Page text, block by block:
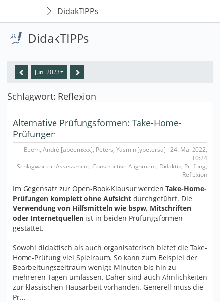
DidakTIPPs
DidakTIPPs
Juni 2023
Schlagwort: Reflexion
Alternative Prüfungsformen: Take-Home-
Prüfungen
Beem, André [abeemxxx], Peters, Yasmin [ypetersa] - 24. Mai 2022,
10:24
Schlagwörter: Assessment, Constructive Alignment, Didaktik, Prüfung,
Reflexion
Im Gegensatz zur Open-Book-Klausur werden Take-Home-
Prüfungen komplett ohne Aufsicht durchgeführt. Die
Verwendung von Hilfsmitteln wie bspw. Mitschriften
oder Internetquellen ist in beiden Prüfungsformen
gestattet.
Sowohl didaktisch als auch organisatorisch bietet die Take-
Home-Prüfung viel Spielraum. So kann zum Beispiel der
Bearbeitungszeitraum wenige Minuten bis hin zu
mehreren Tagen umfassen. Daher sind auch Ähnlichkeiten
zur klassischen Hausarbeit vorhanden. Generell muss die
Pr…